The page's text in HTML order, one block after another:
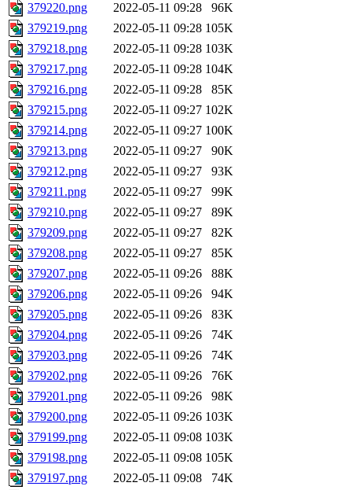
379220.png 2022-05-11 09:28
96K
379219.png
2022-05-11 09:28 105K
379218.png
2022-05-11 09:28 103K
379217.png
2022-05-11 09:28 104K
379216.png
2022-05-11 09:28
85K
379215.png
2022-05-11 09:27 102K
379214.png
2022-05-11 09:27 100K
379213.png
2022-05-11 09:27
90K
379212.png
2022-05-11 09:27
93K
379211.png
2022-05-11 09:27
99K
379210.png
2022-05-11 09:27
89K
379209.png
2022-05-11 09:27
82K
379208.png
2022-05-11 09:27
85K
379207.png
2022-05-11 09:26
88K
379206.png
2022-05-11 09:26
94K
379205.png
2022-05-11 09:26
83K
379204.png
2022-05-11 09:26
74K
379203.png
2022-05-11 09:26
74K
379202.png
2022-05-11 09:26
76K
379201.png
2022-05-11 09:26
98K
379200.png
2022-05-11 09:26 103K
379199.png
2022-05-11 09:08 103K
379198.png
2022-05-11 09:08 105K
379197.png
2022-05-11 09:08
74K